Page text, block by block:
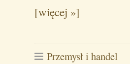
[więcej »]
Przemysł i handel